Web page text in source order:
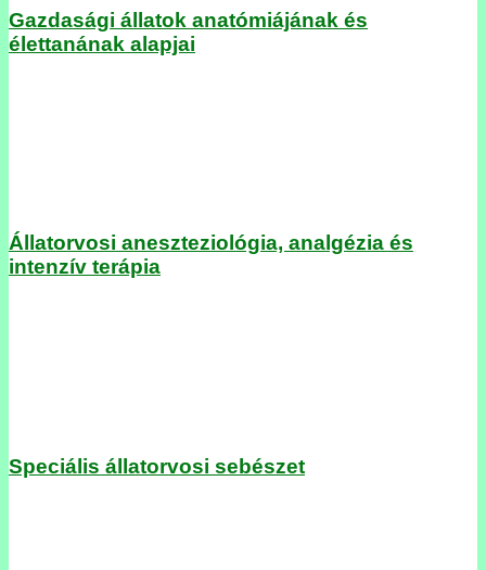
Gazdasági állatok anatómiájának és
élettanának alapjai
Állatorvosi aneszteziológia, analgézia és
intenzív terápia
Speciális állatorvosi sebészet